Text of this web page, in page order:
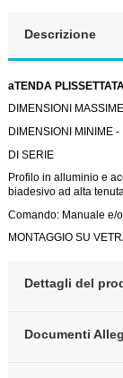
Descrizione
aTENDA
DIMENSIONI
DIMENSIONI MINIME
DI SERIE
Profilo in alluminio e
biadesivo ad alta
Comando: Manuale e/
MONTAGGIO SU
Dettagli del
Documenti